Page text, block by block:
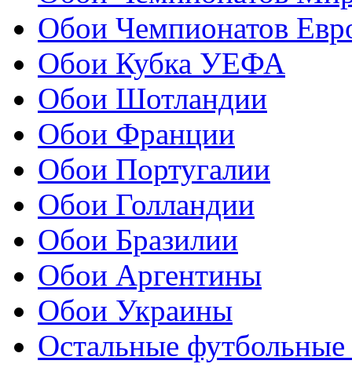
Обои Чемпионатов
Обои Кубка УЕФА
Обои Шотландии
Обои Франции
Обои Португалии
Обои Голландии
Обои Бразилии
Обои Аргентины
Обои Украины
Остальные